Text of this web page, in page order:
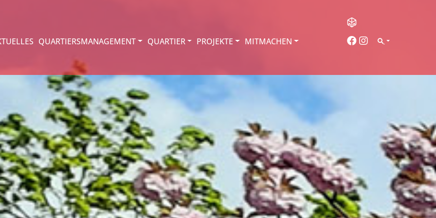
QUARTIERSMANAGEMENT QUARTIER PROJEKTE MITMACHEN SEARCH